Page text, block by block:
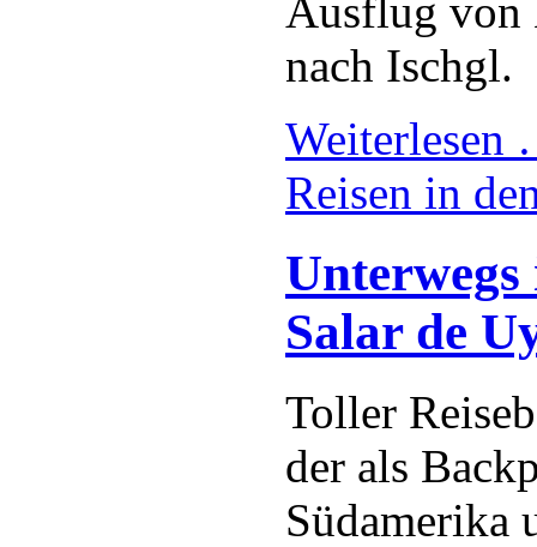
Ausflug von
nach Ischgl.
Reisen in
Unterwegs
Salar de
Toller
der als
Südamerika